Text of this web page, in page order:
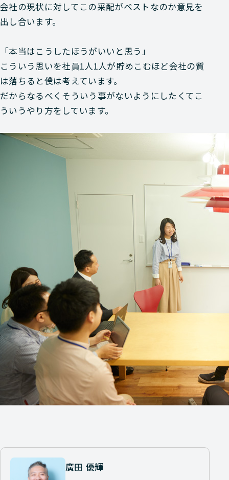
会社の現状に対してこの采配がベストなのか意見を
出し合います。
「本当はこうしたほうがいいと思う」
こういう思いを社員1人1人が貯めこむほど会社の質
は落ちると僕は考えています。
だからなるべくそういう事がないようにしたくてこ
ういうやり方をしています。
廣田 優輝